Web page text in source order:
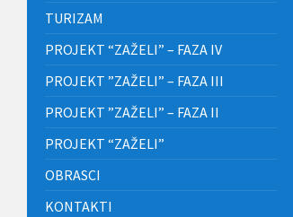
TURIZAM
PROJEKT “ZAŽELI” – FAZA IV
PROJEKT ”ZAŽELI” – FAZA III
PROJEKT ”ZAŽELI” – FAZA II
PROJEKT “ZAŽELI”
OBRASCI
KONTAKTI